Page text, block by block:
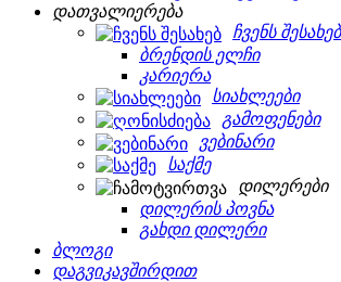
დათვალიერება
ჩვენს შესახებ
ბრენდის ელჩი
კარიერა
სიახლეები
გამოფენები
ვებინარი
საქმე
დილერები
დილერის პოვნა
გახდი დილერი
ბლოგი
დაგვიკავშირდით